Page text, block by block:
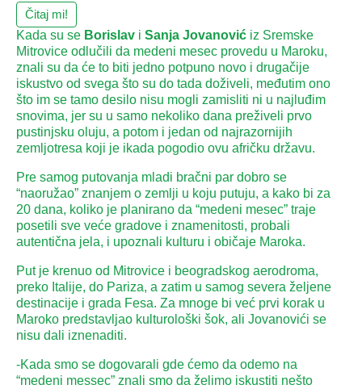
Čitaj mi!
Kada su se Borislav i Sanja Jovanović iz Sremske
Mitrovice odlučili da medeni mesec provedu u Maroku,
znali su da će to biti jedno potpuno novo i drugačije
iskustvo od svega što su do tada doživeli, međutim ono
što im se tamo desilo nisu mogli zamisliti ni u najluđim
snovima, jer su u samo nekoliko dana preživeli prvo
pustinjsku oluju, a potom i jedan od najrazornijih
zemljotresa koji je ikada pogodio ovu afričku državu.
Pre samog putovanja mladi bračni par dobro se
“naoružao” znanjem o zemlji u koju putuju, a kako bi za
20 dana, koliko je planirano da “medeni mesec” traje
posetili sve veće gradove i znamenitosti, probali
autentična jela, i upoznali kulturu i običaje Maroka.
Put je krenuo od Mitrovice i beogradskog aerodroma,
preko Italije, do Pariza, a zatim u samog severa željene
destinacije i grada Fesa. Za mnoge bi već prvi korak u
Maroko predstavljao kulturološki šok, ali Jovanovići se
nisu dali iznenaditi.
-Kada smo se dogovarali gde ćemo da odemo na
“medeni messec” znali smo da želimo iskustiti nešto